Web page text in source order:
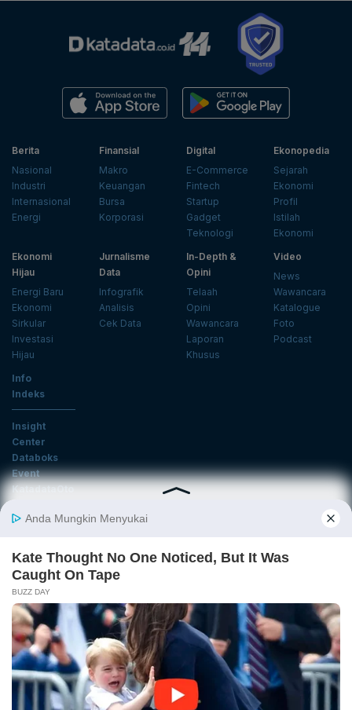
Berita
Nasional
Industri
Internasional
Energi
Finansial
Makro
Keuangan
Bursa
Korporasi
Digital
E-Commerce
Fintech
Startup
Gadget
Teknologi
Ekonopedia
Sejarah
Ekonomi
Profil
Istilah
Ekonomi
Ekonomi
Hijau
Energi Baru
Ekonomi
Sirkular
Investasi
Hijau
Jurnalisme
Data
Infografik
Analisis
Cek Data
In-Depth &
Opini
Telaah
Opini
Wawancara
Laporan
Khusus
Video
News
Wawancara
Katalogue
Foto
Podcast
Info
Indeks
Insight
Center
Databoks
Event
KatadataOto
Email
Tentang Katadata Advertising
Pedoman Media Siber
Kebijakan Privasi
Disclaimer
Hubungi Kami
©2026 Katadata. Hak cipta dilindungi Undang-undang.